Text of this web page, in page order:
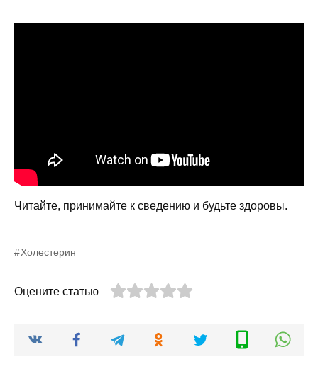
Читайте, принимайте к сведению и будьте здоровы.
Холестерин
Оцените статью